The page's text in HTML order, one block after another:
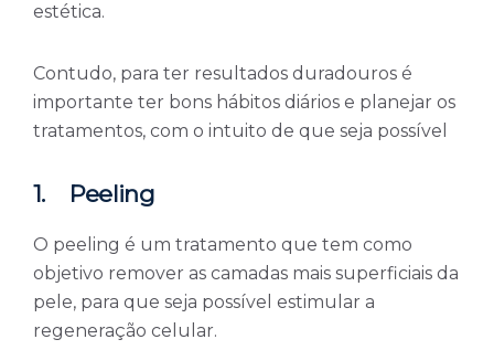
estética.
Contudo, para ter resultados duradouros é
importante ter bons hábitos diários e planejar os
tratamentos, com o intuito de que seja possível
1. Peeling
O peeling é um tratamento que tem como
objetivo remover as camadas mais superficiais da
pele, para que seja possível estimular a
regeneração celular.